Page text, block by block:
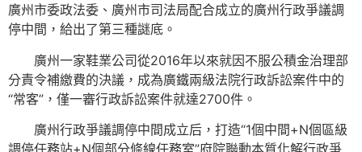
廣州市委政法委、廣州市司法局配合成立的廣州行政爭議調
停中間，給出了第三種謎底。
廣州一家鞋業公司從2016年以來就因不服公積金治理部
分責令補繳費的決議，成為廣鐵兩級法院行政訴訟案件中的
“常客”，僅一審行政訴訟案件就達2700件。
廣州行政爭議調停中間成立后，打造“1個中間+N個區級